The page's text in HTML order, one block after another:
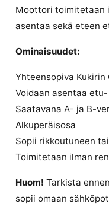
Moottori toimitetaan
asentaa sekä eteen
Ominaisuudet:
Yhteensopiva Kukirin
Voidaan asentaa
Saatavana A- ja B-
Alkuperäisosa
Sopii rikkoutuneen
Toimitetaan ilman
Huom! Tarkista
sopii omaan